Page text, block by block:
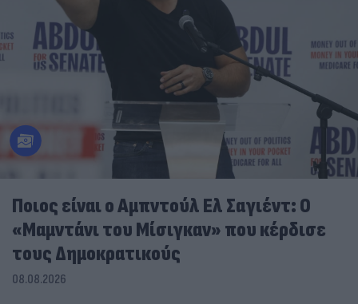
Ποιος είναι ο Αμπντούλ Ελ Σαγιέντ: Ο
«Μαμντάνι του Μίσιγκαν» που κέρδισε
τους Δημοκρατικούς
08.08.2026